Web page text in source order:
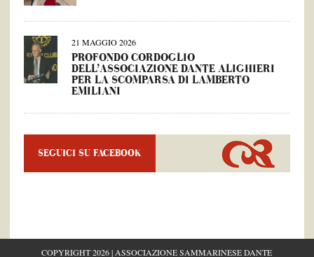
21 MAGGIO 2026
PROFONDO CORDOGLIO
DELL’ASSOCIAZIONE DANTE ALIGHIERI
PER LA SCOMPARSA DI LAMBERTO
EMILIANI
SEGUICI SU FACEBOOK
COPYRIGHT 2026 | ASSOCIAZIONE SAMMARINESE DANTE